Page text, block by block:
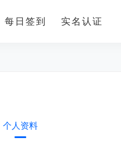
每日签到 实名认证
个人资料